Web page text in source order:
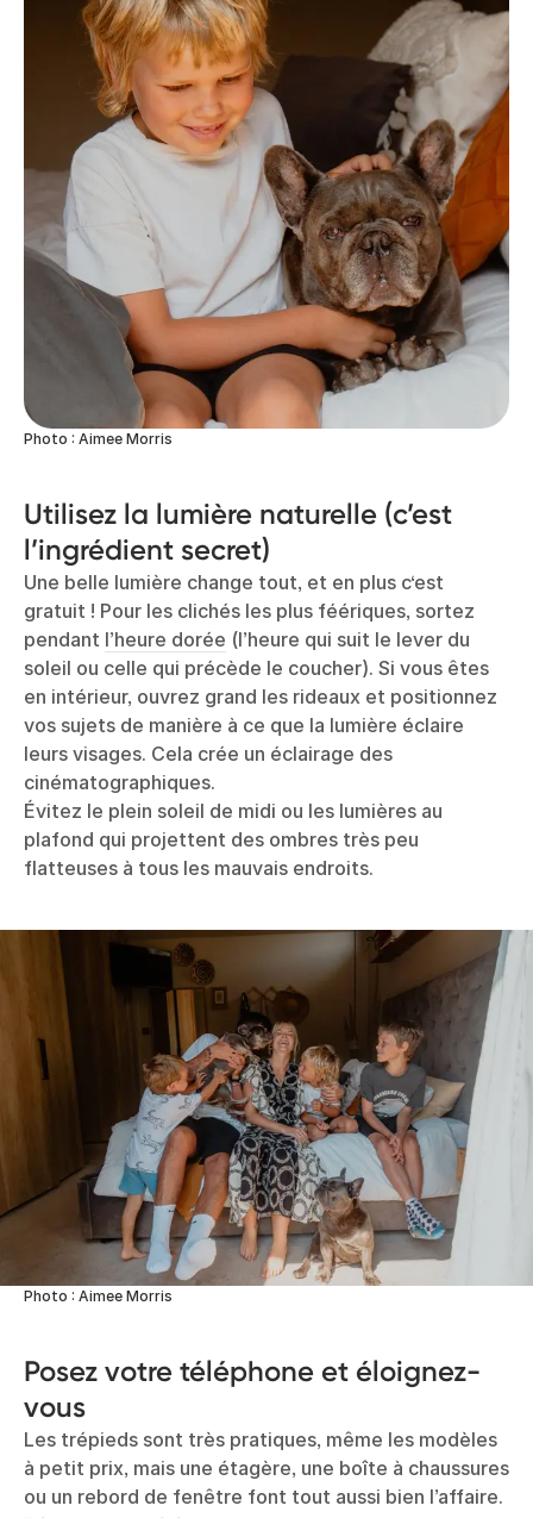
Photo : Aimee Morris
Utilisez la lumière naturelle (c’est
l’ingrédient secret)
Une belle lumière change tout, et en plus c‘est
gratuit ! Pour les clichés les plus féériques, sortez
pendant l’heure dorée (l’heure qui suit le lever du
soleil ou celle qui précède le coucher). Si vous êtes
en intérieur, ouvrez grand les rideaux et positionnez
vos sujets de manière à ce que la lumière éclaire
leurs visages. Cela crée un éclairage des
cinématographiques.
Évitez le plein soleil de midi ou les lumières au
plafond qui projettent des ombres très peu
flatteuses à tous les mauvais endroits.
Photo : Aimee Morris
Posez votre téléphone et éloignez-
vous
Les trépieds sont très pratiques, même les modèles
à petit prix, mais une étagère, une boîte à chaussures
ou un rebord de fenêtre font tout aussi bien l’affaire.